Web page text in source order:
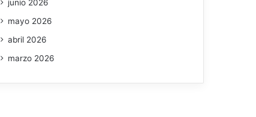
junio 2026
mayo 2026
abril 2026
marzo 2026